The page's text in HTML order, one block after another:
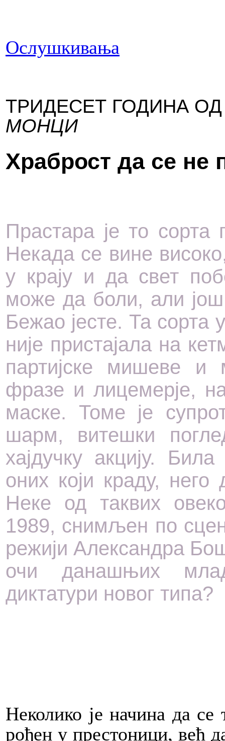
Ослушкивања
ТРИДЕСЕТ ГОДИНА
МОНЦИ
Храброст да се не
Прастара је то
Некада се вине
у крају и да свет
може да боли, али још
Бежао јесте. Та сорта
није пристајала на
партијске мишеве
фразе и лицемерје,
маске. Томе је
шарм, витешки
хајдучку акцију.
оних који краду,
Неке од таквих
1989, снимљен по
режији Александра
очи данашњих
диктатури новог типа?
Неколико је начина да
рођен у престоници, већ